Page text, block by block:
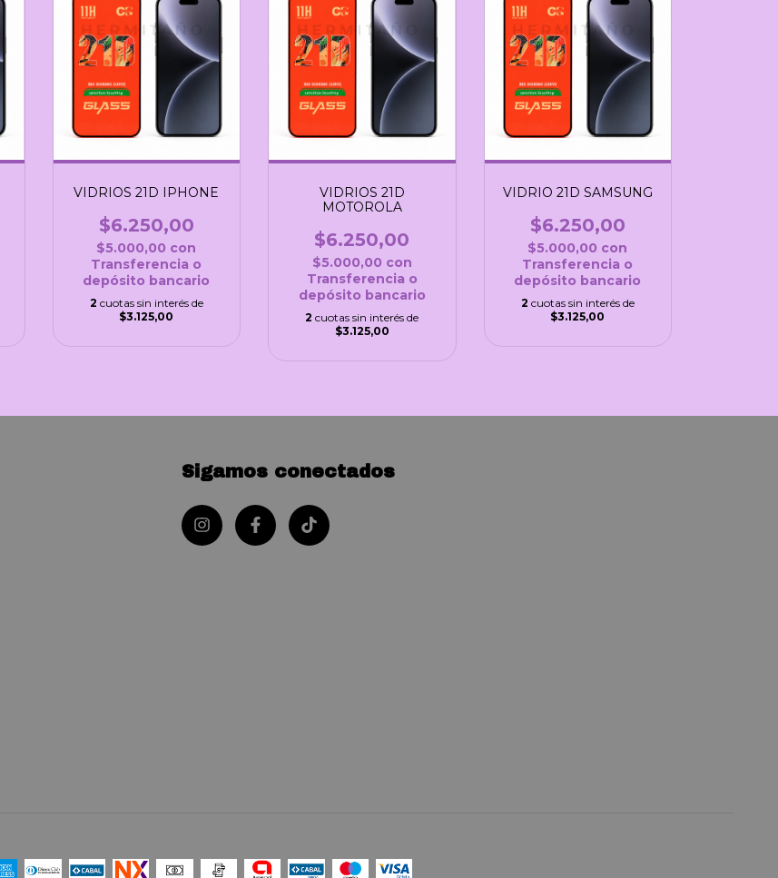
VIDRIOS 21D IPHONE
$6.250,00
$5.000,00 con
Transferencia o
depósito bancario
2 cuotas sin interés de
$3.125,00
VIDRIOS 21D
MOTOROLA
$6.250,00
$5.000,00 con
Transferencia o
depósito bancario
2 cuotas sin interés de
$3.125,00
VIDRIO 21D SAMSUNG
$6.250,00
$5.000,00 con
Transferencia o
depósito bancario
2 cuotas sin interés de
$3.125,00
Sigamos conectados